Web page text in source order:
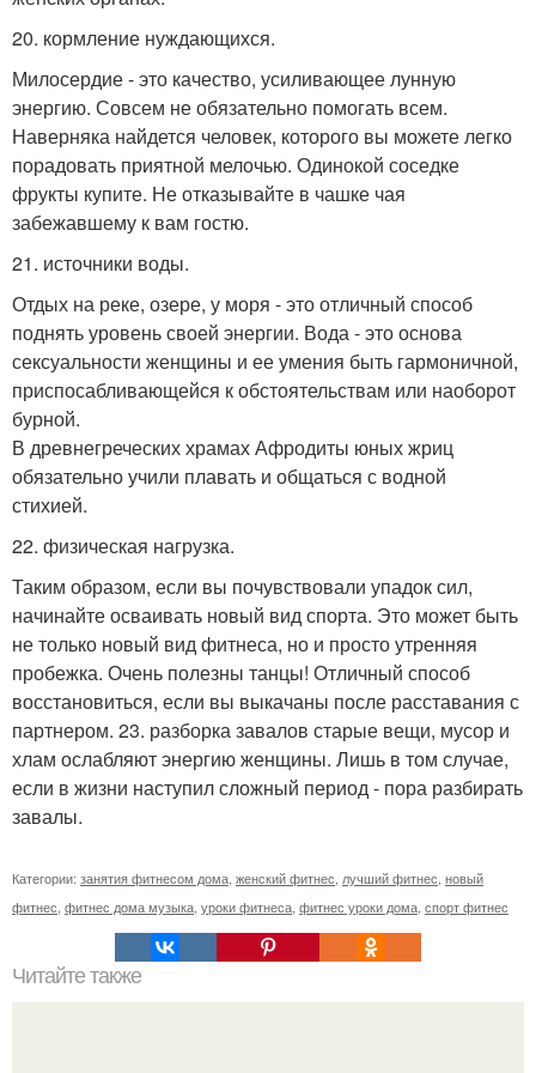
20. кормление нуждающихся.
Милосердие - это качество, усиливающее лунную
энергию. Совсем не обязательно помогать всем.
Наверняка найдется человек, которого вы можете легко
порадовать приятной мелочью. Одинокой соседке
фрукты купите. Не отказывайте в чашке чая
забежавшему к вам гостю.
21. источники воды.
Отдых на реке, озере, у моря - это отличный способ
поднять уровень своей энергии. Вода - это основа
сексуальности женщины и ее умения быть гармоничной,
приспосабливающейся к обстоятельствам или наоборот
бурной.
В древнегреческих храмах Афродиты юных жриц
обязательно учили плавать и общаться с водной
стихией.
22. физическая нагрузка.
Таким образом, если вы почувствовали упадок сил,
начинайте осваивать новый вид спорта. Это может быть
не только новый вид фитнеса, но и просто утренняя
пробежка. Очень полезны танцы! Отличный способ
восстановиться, если вы выкачаны после расставания с
партнером. 23. разборка завалов старые вещи, мусор и
хлам ослабляют энергию женщины. Лишь в том случае,
если в жизни наступил сложный период - пора разбирать
завалы.
Категории: занятия фитнесом дома, женский фитнес, лучший фитнес, новый
фитнес, фитнес дома музыка, уроки фитнеса, фитнес уроки дома, спорт фитнес
Читайте также